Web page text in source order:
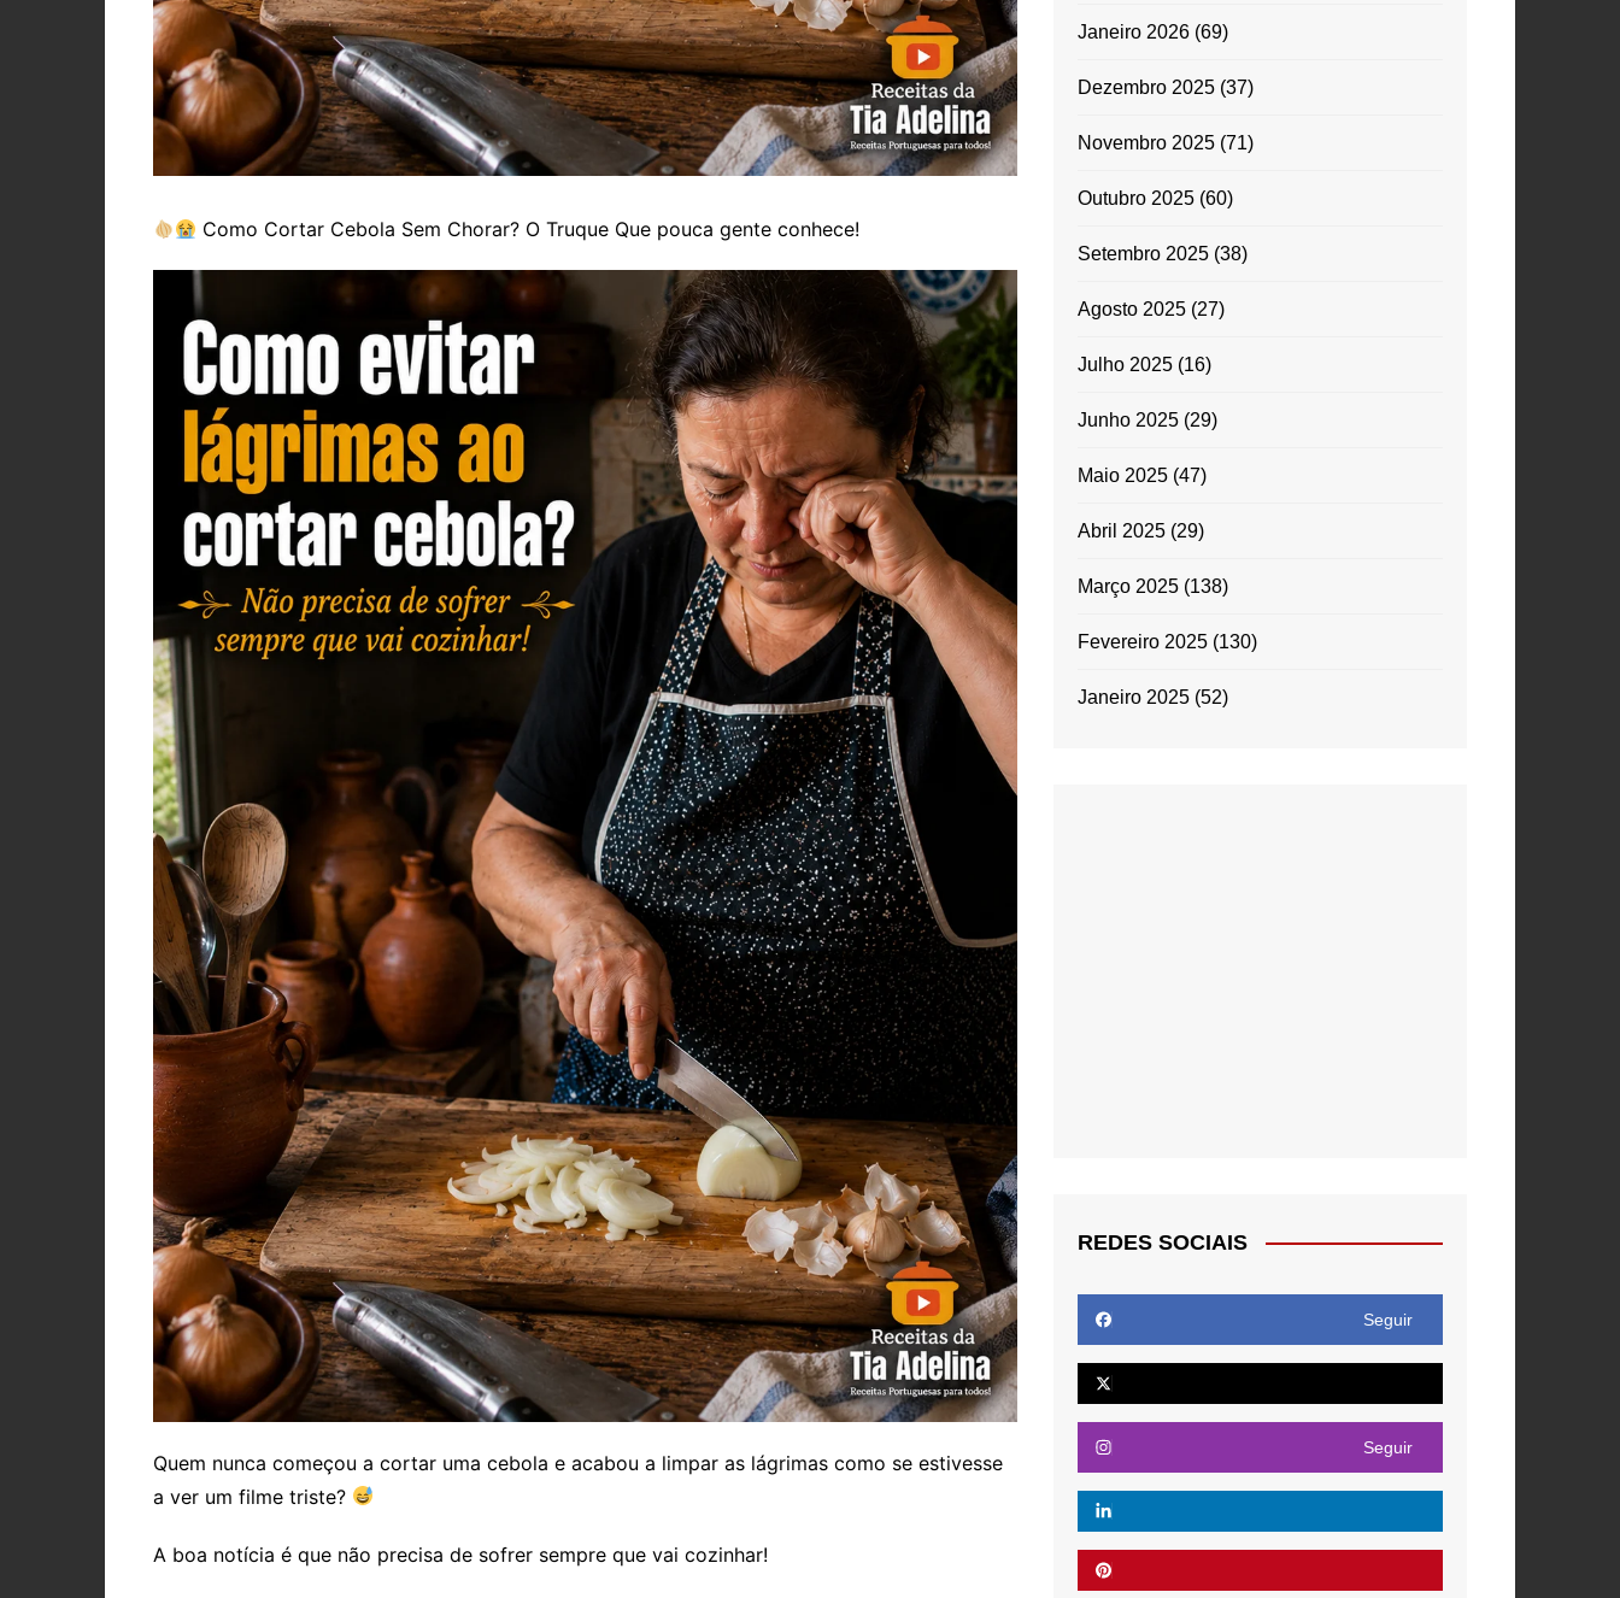
Como Cortar Cebola Sem Chorar? O Truque Que pouca gente conhece!
Quem nunca começou a cortar uma cebola e acabou a limpar as lágrimas como se estivesse
a ver um filme triste?
A boa notícia é que não precisa de sofrer sempre que vai cozinhar!
Janeiro 2026(69)
Dezembro 2025(37)
Novembro 2025(71)
Outubro 2025(60)
Setembro 2025(38)
Agosto 2025(27)
Julho 2025(16)
Junho 2025(29)
Maio 2025(47)
Abril 2025(29)
Março 2025(138)
Fevereiro 2025(130)
Janeiro 2025(52)
REDES SOCIAIS
Seguir
Seguir